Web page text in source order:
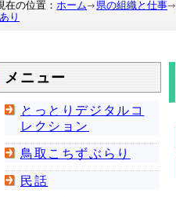
在の位置： ホーム 県の組織と仕事
り
メニュー
とっとりデジタルコ
レクション
鳥取こちずぶらり
民話